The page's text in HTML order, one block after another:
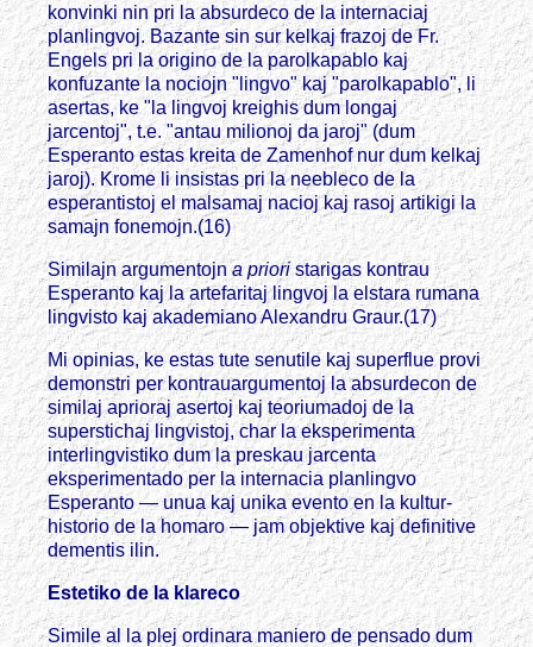
konvinki nin pri la absurdeco de la internaciaj
planlingvoj. Bazante sin sur kelkaj frazoj de Fr.
Engels pri la origino de la parolkapablo kaj
konfuzante la nociojn "lingvo" kaj "parolkapablo", li
asertas, ke "la lingvoj kreighis dum longaj
jarcentoj", t.e. "antau milionoj da jaroj" (dum
Esperanto estas kreita de Zamenhof nur dum kelkaj
jaroj). Krome li insistas pri la neebleco de la
esperantistoj el malsamaj nacioj kaj rasoj artikigi la
samajn fonemojn.(16)
Similajn argumentojna prioristarigas kontrau
Esperanto kaj la artefaritaj lingvoj la elstara rumana
lingvisto kaj akademiano Alexandru Graur.(17)
Mi opinias, ke estas tute senutile kaj superflue provi
demonstri per kontrauargumentoj la absurdecon de
similaj aprioraj asertoj kaj teoriumadoj de la
superstichaj lingvistoj, char la eksperimenta
interlingvistiko dum la preskau jarcenta
eksperimentado per la internacia planlingvo
Esperanto — unua kaj unika evento en la kultur-
historio de la homaro — jam objektive kaj definitive
dementis ilin.
Estetiko de la klareco
Simile al la plej ordinara maniero de pensado dum